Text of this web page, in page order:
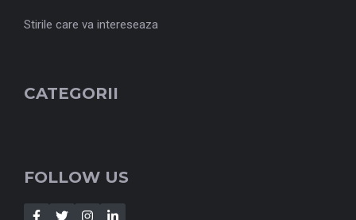
Stirile care va intereseaza
CATEGORII
FOLLOW US